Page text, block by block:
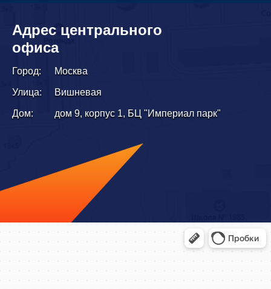
Адрес центрального
офиса
Город: Москва
Улица: Вишневая
Дом: дом 9, корпус 1, БЦ "Империал парк"